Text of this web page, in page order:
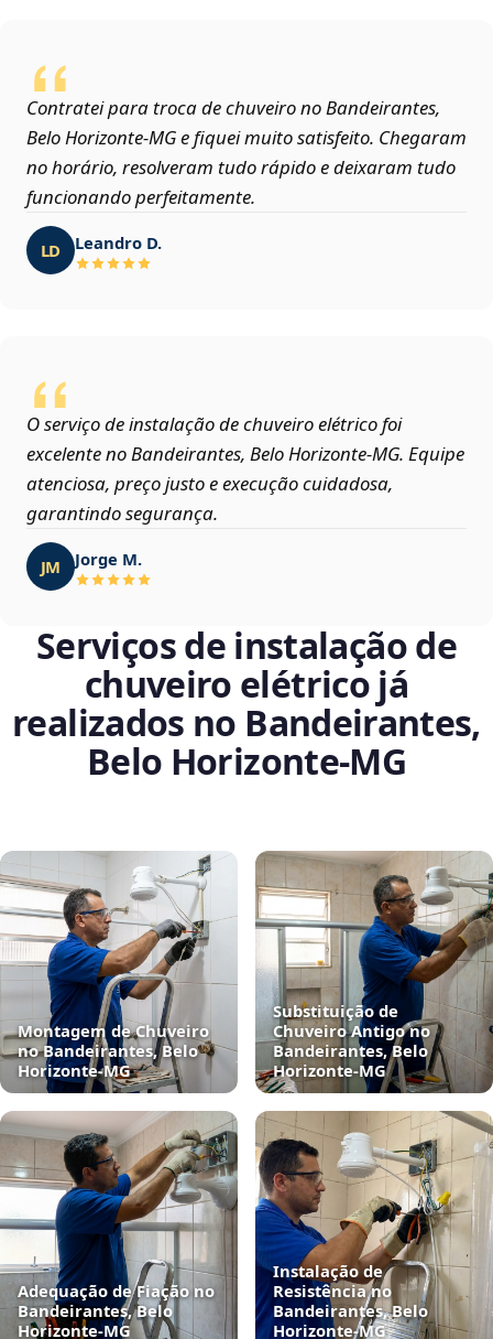
Contratei para troca de chuveiro no Bandeirantes,
Belo Horizonte‑MG e fiquei muito satisfeito. Chegaram
no horário, resolveram tudo rápido e deixaram tudo
funcionando perfeitamente.
LD Leandro D.
O serviço de instalação de chuveiro elétrico foi
excelente no Bandeirantes, Belo Horizonte‑MG. Equipe
atenciosa, preço justo e execução cuidadosa,
garantindo segurança.
JM Jorge M.
Serviços de instalação de
chuveiro elétrico já
realizados no Bandeirantes,
Belo Horizonte‑MG
Montagem de Chuveiro
no Bandeirantes, Belo
Horizonte‑MG
Substituição de
Chuveiro Antigo no
Bandeirantes, Belo
Horizonte‑MG
Adequação de Fiação no
Bandeirantes, Belo
Horizonte‑MG
Instalação de
Resistência no
Bandeirantes, Belo
Horizonte‑MG